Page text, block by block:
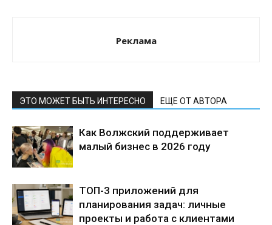
Реклама
ЭТО МОЖЕТ БЫТЬ ИНТЕРЕСНО ЕЩЕ ОТ АВТОРА
Как Волжский поддерживает
малый бизнес в 2026 году
ТОП-3 приложений для
планирования задач: личные
проекты и работа с клиентами